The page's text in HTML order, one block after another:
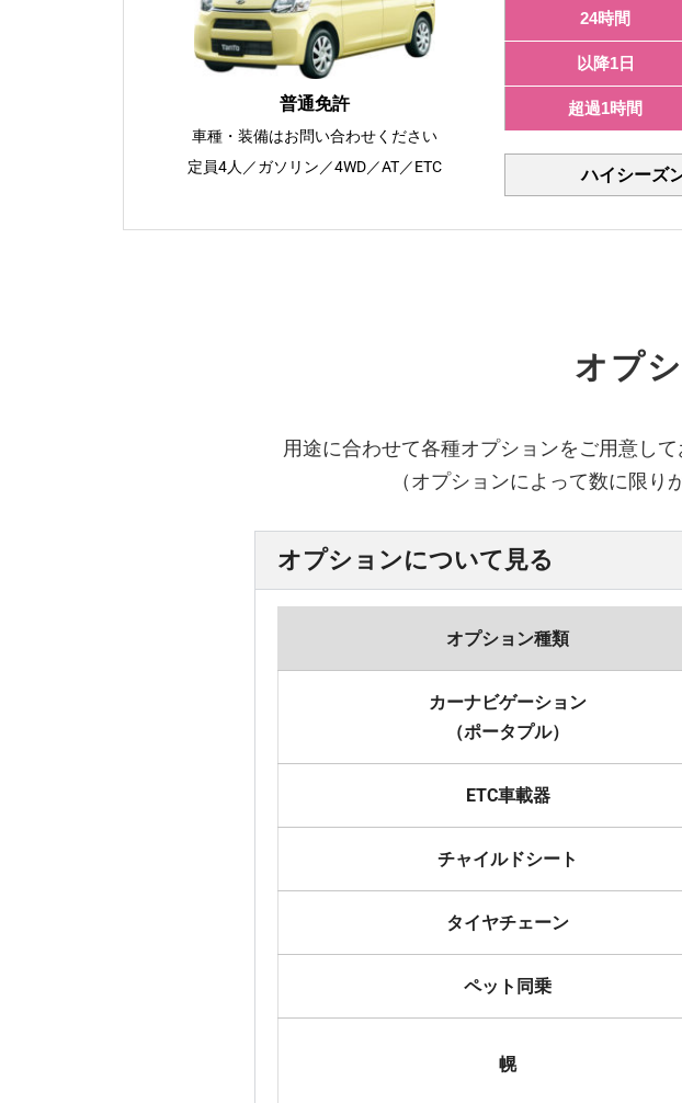
普通免許
車種・装備はお問い合わせください
定員4人／ガソリン／4WD／AT／ETC
24時間
以降1日
超過1時間
ハイシーズ
オプ
用途に合わせて各種オプションをご用意し
（オプションによって数に限り
オプションについて見る
オプション種類
カーナビゲーション
（ポータプル）
ETC車載器
チャイルドシート
タイヤチェーン
ペット同乗
幌